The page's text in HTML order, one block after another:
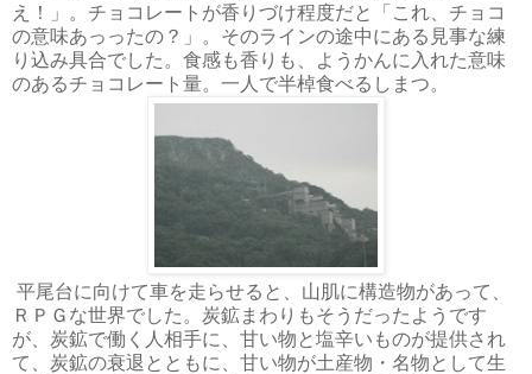
え！」。チョコレートが香りづけ程度だと「これ、チョコ
の意味あっったの？」。そのラインの途中にある見事な練
り込み具合でした。食感も香りも、ようかんに入れた意味
のあるチョコレート量。一人で半棹食べるしまつ。
平尾台に向けて車を走らせると、山肌に構造物があって、
ＲＰＧな世界でした。炭鉱まわりもそうだったようです
が、炭鉱で働く人相手に、甘い物と塩辛いものが提供され
て、炭鉱の衰退とともに、甘い物が土産物・名物として生